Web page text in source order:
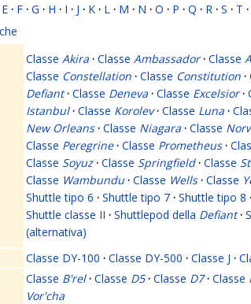
E · F · G · H · I · J · K · L · M · N · O · P · Q · R · S · T ·
Classe Akira · Classe Ambassador · Classe
Classe Constellation · Classe Constitution ·
Defiant · Classe Deneva · Classe Excelsior ·
Istanbul · Classe Korolev · Classe Luna ·
New Orleans · Classe Niagara · Classe
Classe Peregrine · Classe Prometheus ·
Classe Soyuz · Classe Springfield · Classe
Classe Wambundu · Classe Wells · Classe
Shuttle tipo 6 · Shuttle tipo 7 · Shuttle tipo 8 ·
Shuttle classe II · Shuttlepod della Defiant ·
(alternativa)
Classe DY-100 · Classe DY-500 · Classe J ·
Classe B'rel · Classe D5 · Classe D7 · Classe
Vor'cha